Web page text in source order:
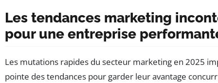
Les tendances marketing
pour une entreprise
Les mutations rapides du secteur marketing en 2025
pointe des tendances pour garder leur avantage